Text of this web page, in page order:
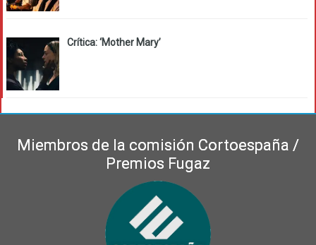
Crítica: ‘Mother Mary’
Miembros de la comisión Cortoespaña /
Premios Fugaz